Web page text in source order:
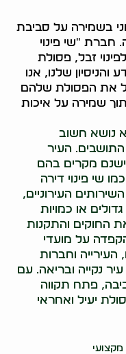
בשמירה על סביבת
חברת "שי פינוי
זבל, פסולת
שלנו, אנו
את הפסולת שלהם
שמירה על איכות
נושא חשוב
העיר
ישנם מקרים בהם
שי פינוי דירה
העירוניים,
או כמויות
החוקים והתקנות
על מועדי
העירייה וחברות
נקייה ובריאה. עם
פתח תקווה
יעיל ואחראי